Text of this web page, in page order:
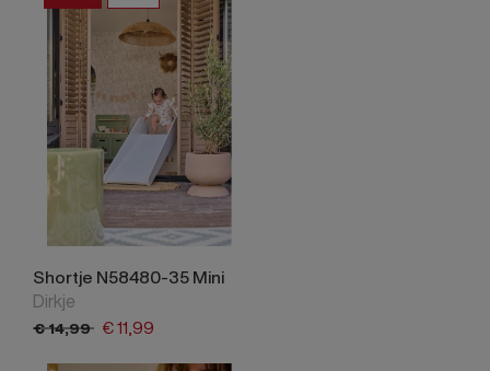
Shortje N58480-35 Mini
Dirkje
€14,99 €11,99